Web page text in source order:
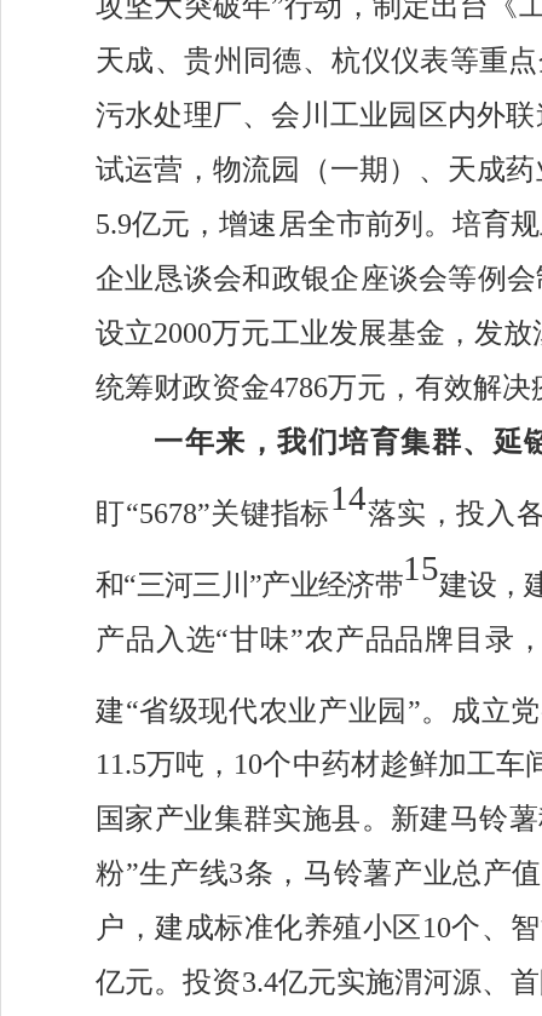
天成、贵州同德、杭仪仪表等重
污水处理厂、会川工业园区内外
试运营，物流园（一期）、天成
5.9亿元，增速居全市前列。培育
企业恳谈会和政银企座谈会等例
设立2000万元工业发展基金，发
统筹财政资金4786万元，有效解
一年来，我们培育集群、延
盯“5678”关键指标14落实，投入
和“三河三川”产业经济带15建设，
产品入选“甘味”农产品品牌目录
建“省级现代农业产业园”。成立党
11.5万吨， 10个中药材趁鲜加工车
国家产业集群实施县。 新建马铃
粉”生产线3条， 马铃薯产业总产
户， 建成标准化养殖小区 10个、
亿元。投资3.4亿元实施渭河源、